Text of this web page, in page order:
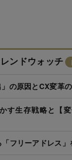
レンドウォッチ
の原因とCX変革の
す生存戦略と【
フリーアドレス